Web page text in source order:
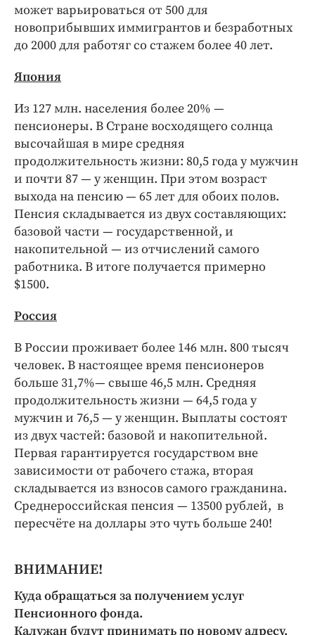
может варьироваться от 500 для
новоприбывших иммигрантов и безработных
до 2000 для работяг со стажем более 40 лет.
Япония
Из 127 млн. населения более 20% —
пенсионеры. В Стране восходящего солнца
высочайшая в мире средняя
продолжительность жизни: 80,5 года у мужчин
и почти 87 — у женщин. При этом возраст
выхода на пенсию — 65 лет для обоих полов.
Пенсия складывается из двух составляющих:
базовой части — государственной, и
накопительной — из отчислений самого
работника. В итоге получается примерно
$1500.
Россия
В России проживает более 146 млн. 800 тысяч
человек. В настоящее время пенсионеров
больше 31,7%— свыше 46,5 млн. Средняя
продолжительность жизни — 64,5 года у
мужчин и 76,5 — у женщин. Выплаты состоят
из двух частей: базовой и накопительной.
Первая гарантируется государством вне
зависимости от рабочего стажа, вторая
складывается из взносов самого гражданина.
Среднероссийская пенсия — 13500 рублей, в
пересчёте на доллары это чуть больше 240!
ВНИМАНИЕ!
Куда обращаться за получением услуг
Пенсионного фонда.
Калужан будут принимать по новому адресу.